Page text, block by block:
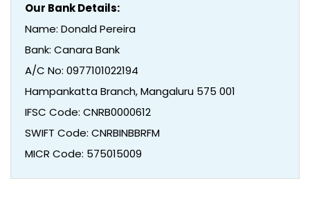
Our Bank Details:
Name: Donald Pereira
Bank: Canara Bank
A/C No: 0977101022194
Hampankatta Branch, Mangaluru 575 001
IFSC Code: CNRB0000612
SWIFT Code: CNRBINBBRFM
MICR Code: 575015009